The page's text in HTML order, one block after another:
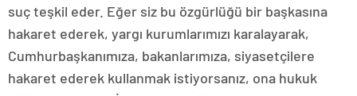
suç teşkil eder. Eğer siz bu özgürlüğü bir başkasına
hakaret ederek, yargı kurumlarımızı karalayarak,
Cumhurbaşkanımıza, bakanlarımıza, siyasetçilere
hakaret ederek kullanmak istiyorsanız, ona hukuk